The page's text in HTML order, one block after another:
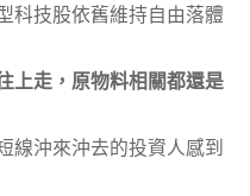
科技股依舊維持自由落體
上走，原物料相關都還是
線沖來沖去的投資人感到